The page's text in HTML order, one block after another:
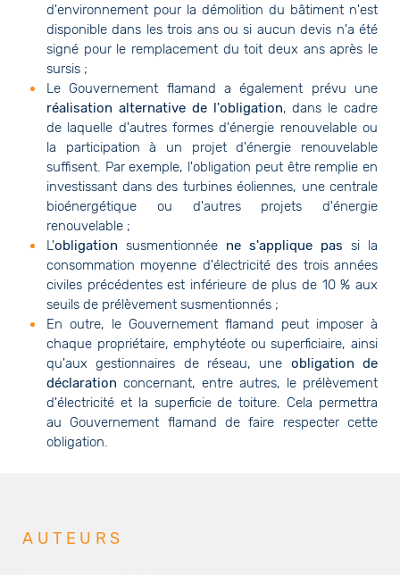
d'environnement pour la démolition du bâtiment n'est
disponible dans les trois ans ou si aucun devis n'a été
signé pour le remplacement du toit deux ans après le
sursis ;
Le Gouvernement flamand a également prévu une
réalisation alternative de l'obligation, dans le cadre
de laquelle d'autres formes d'énergie renouvelable ou
la participation à un projet d'énergie renouvelable
suffisent. Par exemple, l'obligation peut être remplie en
investissant dans des turbines éoliennes, une centrale
bioénergétique ou d'autres projets d'énergie
renouvelable ;
L'obligation susmentionnée ne s'applique pas si la
consommation moyenne d'électricité des trois années
civiles précédentes est inférieure de plus de 10 % aux
seuils de prélèvement susmentionnés ;
En outre, le Gouvernement flamand peut imposer à
chaque propriétaire, emphytéote ou superficiaire, ainsi
qu'aux gestionnaires de réseau, une obligation de
déclaration concernant, entre autres, le prélèvement
d'électricité et la superficie de toiture. Cela permettra
au Gouvernement flamand de faire respecter cette
obligation.
AUTEURS